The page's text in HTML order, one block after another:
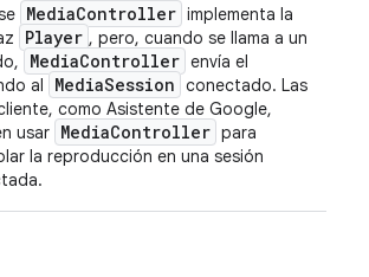
MediaController implementa la
Player , pero, cuando se llama a un
MediaController envía el
al
MediaSession conectado. Las
como Asistente de Google,
usar MediaController para
la reproducción en una sesión